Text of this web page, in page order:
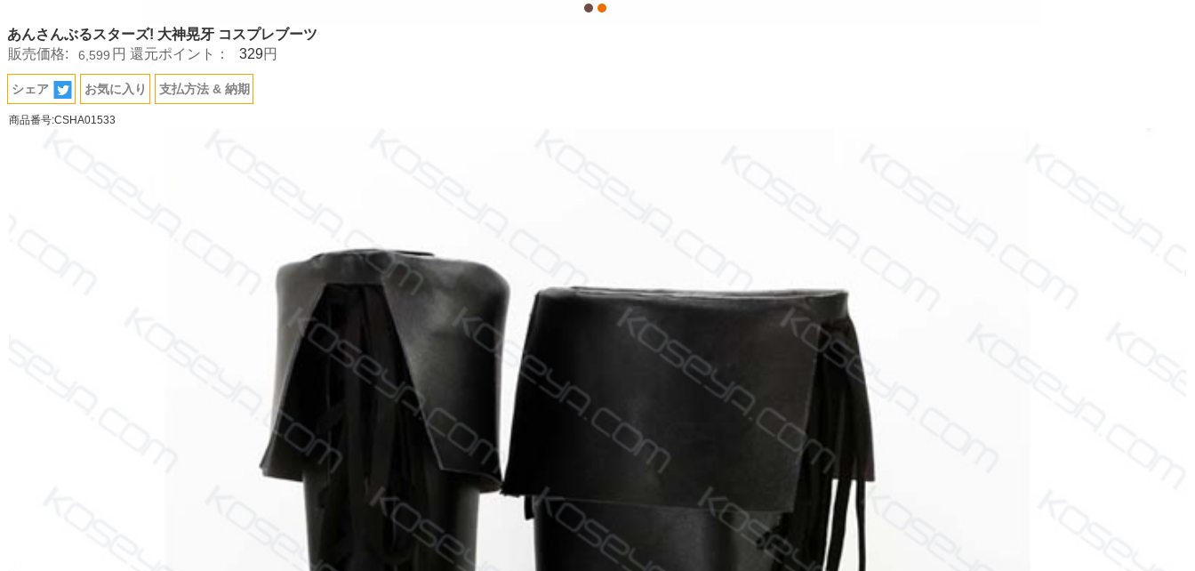
あんさんぶるスターズ! 大神晃牙 コスプレブーツ
販売価格:
6,599 円 還元ポイント： 329円
シェア お気に入り 支払方法 & 納期
商品番号:CSHA01533